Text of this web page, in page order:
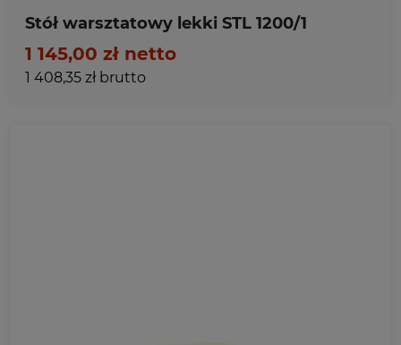
Stół warsztatowy lekki STL 1200/1
1 145,00 zł netto
1 408,35 zł brutto